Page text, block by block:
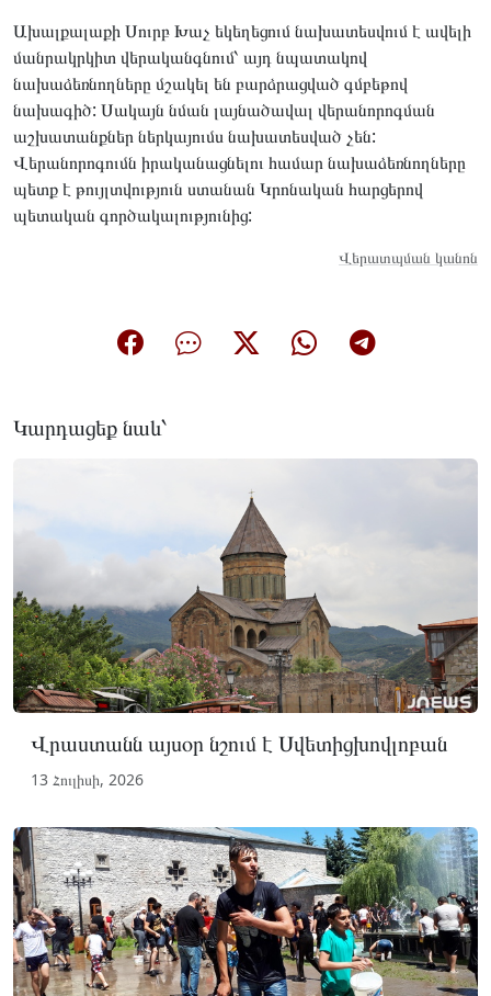
Ախալքալաքի Սուրբ Խաչ եկեղեցում նախատեսվում է ավելի
մանրակրկիտ վերականգնում՝ այդ նպատակով
նախաձեռնողները մշակել են բարձրացված գմբեթով
նախագիծ: Սակայն նման լայնածավալ վերանորոգման
աշխատանքներ ներկայումս նախատեսված չեն:
Վերանորոգումն իրականացնելու համար նախաձեռնողները
պետք է թույլտվություն ստանան Կրոնական հարցերով
պետական գործակալությունից:
Վերատպման կանոն
Կարդացեք նաև՝
Վրաստանն այսօր նշում է Սվետիցխովլոբան
13 Հուլիսի, 2026